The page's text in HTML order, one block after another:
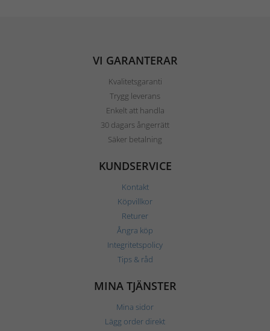
VI GARANTERAR
Kvalitetsgaranti
Trygg leverans
Enkelt att handla
30 dagars ångerrätt
Säker betalning
KUNDSERVICE
Kontakt
Köpvillkor
Returer
Ångra köp
Integritetspolicy
Tips & råd
MINA TJÄNSTER
Mina sidor
Lägg order direkt